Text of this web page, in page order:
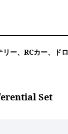
ー、RCカー、ド
Set